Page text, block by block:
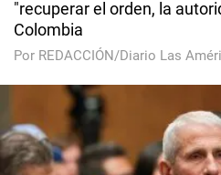
"recuperar el orden, la
Colombia
Por REDACCIÓN/Diario Las